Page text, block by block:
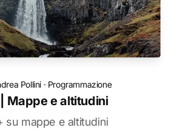
Pollini · Programmazione
Mappe e altitudini
su mappe e altitudini